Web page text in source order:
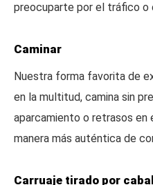
preocuparte por el tráfico o
Caminar
Nuestra forma favorita de
en la multitud, camina sin
aparcamiento o retrasos en
manera más auténtica de
Carruaje tirado por